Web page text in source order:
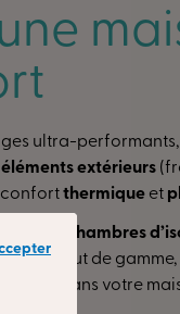
ultra-performants,
extérieurs
confortthermique et
à 6 chambres
haut de
dans votre